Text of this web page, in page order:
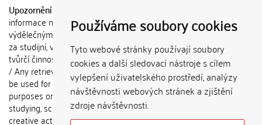
Používáme soubory cookies
Tyto webové stránky používají soubory
cookies a další sledovací nástroje s cílem
vylepšení uživatelského prostředí, analýzy
návštěvnosti webových stránek a zjištění
zdroje návštěvnosti.
Upozornění / Notice:
informace nemohou být použity k
výdělečným účelům nebo vydávány
za studijní, vědeckou nebo jinou
tvůrčí činnost jiné osoby než autora.
/ Any retrieved information shall not
be used for any commercial
purposes or claimed as results of
studying, scientific or any other
creative activities of any person